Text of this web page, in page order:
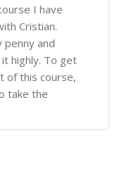
I have
Cristian.
and
highly. To get
of this course,
take the